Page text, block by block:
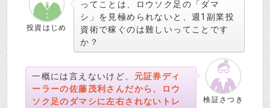
投資はじめ
ってことは、ロウソク足の「ダマ
シ」を見極められないと、週1副業投
資術で稼ぐのは難しいってことです
か？
検証さつき
一概には言えないけど、 元証券ディ
ーラーの佐藤茂利さんだから、ロウ
ソク足のダマシに左右されないトレ